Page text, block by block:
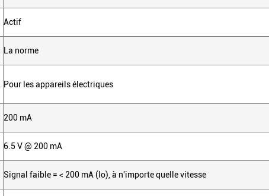
Actif
La norme
Pour les appareils électriques
200 mA
6.5 V @ 200 mA
Signal faible = < 200 mA (Io), à n'importe quelle vitesse